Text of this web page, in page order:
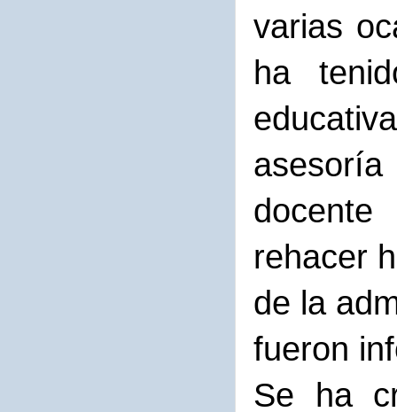
varias
ha
rehacer
de la
fueron
Se ha